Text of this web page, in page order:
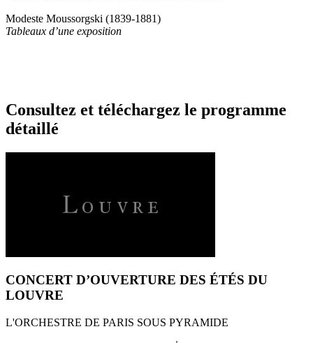
Modeste Moussorgski (1839-1881)
Tableaux d’une exposition
Consultez et téléchargez le programme
détaillé
CONCERT D’OUVERTURE DES ÉTÉS DU
LOUVRE
L'ORCHESTRE DE PARIS SOUS PYRAMIDE